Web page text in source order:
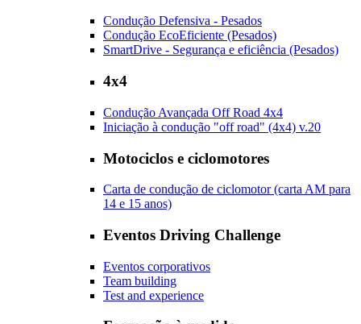
Condução Defensiva - Pesados
Condução EcoEficiente (Pesados)
SmartDrive - Segurança e eficiência (Pesados)
4x4
Condução Avançada Off Road 4x4
Iniciação à condução "off road" (4x4) v.20
Motociclos e ciclomotores
Carta de condução de ciclomotor (carta AM para
14 e 15 anos)
Eventos Driving Challenge
Eventos corporativos
Team building
Test and experience